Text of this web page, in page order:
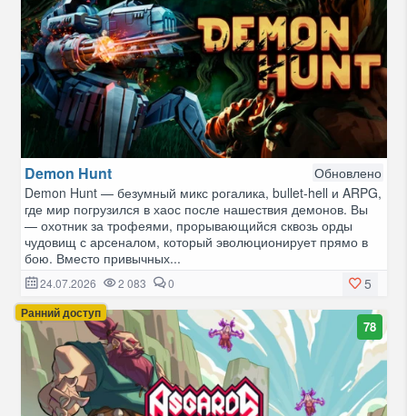
Demon Hunt
Обновлено
Demon Hunt — безумный микс рогалика, bullet-hell и ARPG,
где мир погрузился в хаос после нашествия демонов. Вы
— охотник за трофеями, прорывающийся сквозь орды
чудовищ с арсеналом, который эволюционирует прямо в
бою. Вместо привычных...
5
24.07.2026 2 083 0
Ранний доступ
78